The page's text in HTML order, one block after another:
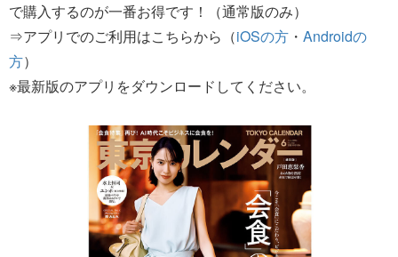
で購入するのが一番お得です！（通常版のみ）
⇒アプリでのご利用はこちらから（iOSの方 ・ Androidの
方）
※最新版のアプリをダウンロードしてください。